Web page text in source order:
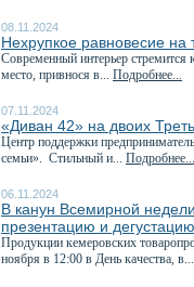
08.11.2024
Нехрупкое равновесие
Современный интерьер стремится
место, привнося в... Подробнее...
07.11.2024
«Диван 42» на двоих
Центр поддержки
семьи». Стильный и... Подробнее...
06.11.2024
В канун Всемирной
презентацию и
Продукции кемеровских
ноября в 12:00 в День качества,